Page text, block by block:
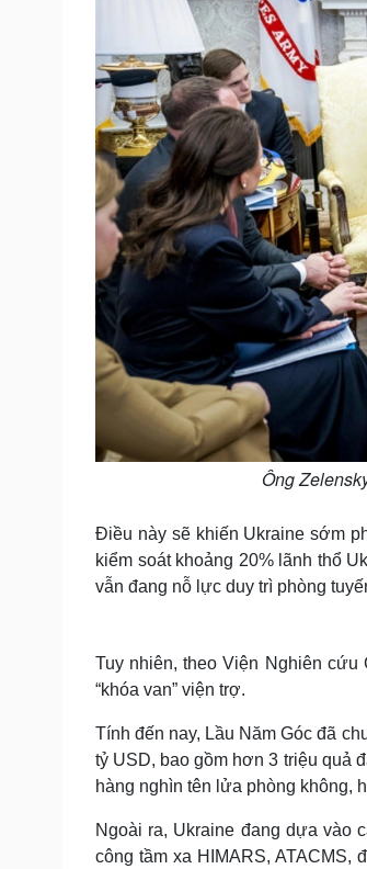
Ông
Điều này sẽ khiến Ukraine sớm
kiểm soát khoảng 20% lãnh thổ
vẫn đang nỗ lực duy trì phòng
Tuy nhiên, theo Viện Nghiên
“khóa van” viện trợ.
Tính đến nay, Lầu Năm Góc đã
tỷ USD, bao gồm hơn 3 triệu quả
hàng nghìn tên lửa phòng không,
Ngoài ra, Ukraine đang dựa vào
công tầm xa HIMARS,